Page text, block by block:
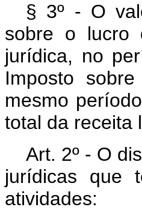
§ 3º - O
sobre o lucro
jurídica, no
Imposto
mesmo
total da receita
Art. 2º - O
jurídicas que
atividades: